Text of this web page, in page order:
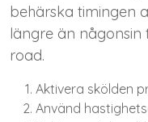
behärska timingen
längre än
road.
Aktivera skölden
Använd